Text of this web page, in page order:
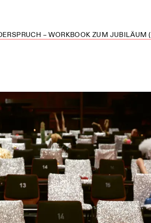
– WORKBOOK ZUM JUBILÄUM